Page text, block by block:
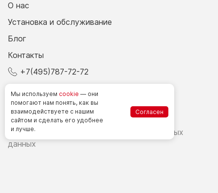
О нас
Установка и обслуживание
Блог
Контакты
+7(495)787-72-72
Счетчики посетителей в РФ
Политика в области обработки персональных
данных
Мы используем cookie — они
помогают нам понять, как вы
взаимодействуете с нашим
сайтом и сделать его удобнее
и лучше.
Согласен